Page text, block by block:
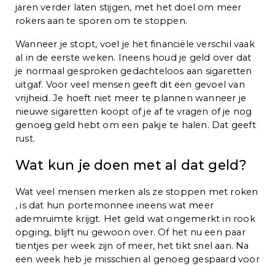
jaren verder laten stijgen, met het doel om meer
rokers aan te sporen om te stoppen.
Wanneer je stopt, voel je het financiële verschil vaak
al in de eerste weken. Ineens houd je geld over dat
je normaal gesproken gedachteloos aan sigaretten
uitgaf. Voor veel mensen geeft dit een gevoel van
vrijheid. Je hoeft niet meer te plannen wanneer je
nieuwe sigaretten koopt of je af te vragen of je nog
genoeg geld hebt om een pakje te halen. Dat geeft
rust.
Wat kun je doen met al dat geld?
Wat veel mensen merken als ze stoppen met roken
, is dat hun portemonnee ineens wat meer
ademruimte krijgt. Het geld wat ongemerkt in rook
opging, blijft nu gewoon over. Of het nu een paar
tientjes per week zijn of meer, het tikt snel aan. Na
een week heb je misschien al genoeg gespaard voor